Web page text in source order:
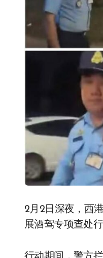
2月2日深夜，西港省警察局陆路交通办事处在西港市第3分区28路段（靠近海豚转盘处）设卡开
展酒驾专项查处行